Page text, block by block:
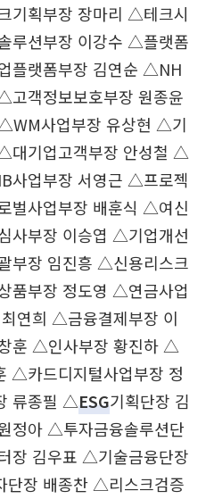
기획부장 장마리 △테크시
루션부장 이강수 △플랫폼
플랫폼부장 김연순 △NH
고객정보보호부장 원종윤
사업부장 유상현 △기
대기업고객부장 안성철 △
사업부장 서영근 △프로젝
벌사업부장 배훈식 △여신
사부장 이승엽 △기업개선
부장 임진흥 △신용리스크
품부장 정도영 △연금사업
연희 △금융결제부장 이
훈 △인사부장 황진하 △
△카드디지털사업부장 정
류종필 △ESG기획단장 김
정아 △투자금융솔루션단
장 김우표 △기술금융단장
단장 배종찬 △리스크검증